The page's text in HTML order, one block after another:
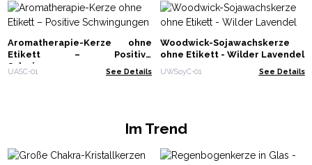
Aromatherapie-Kerze ohne
Etikett – Positive
Schwingungen
UASC-01 See Details
Woodwick-Sojawachskerze
ohne Etikett - Wilder Lavendel
UWSoyC-01 See Details
Im Trend